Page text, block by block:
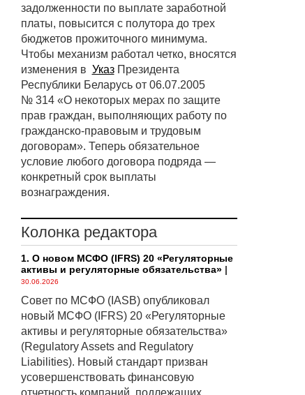
задолженности по выплате заработной
платы, повысится с полутора до трех
бюджетов прожиточного минимума.
Чтобы механизм работал четко, вносятся
изменения в УказПрезидента
Республики Беларусь от 06.07.2005
№ 314 «О некоторых мерах по защите
прав граждан, выполняющих работу по
гражданско-правовым и трудовым
договорам». Теперь обязательное
условие любого договора подряда —
конкретный срок выплаты
вознаграждения.
Колонка редактора
1. О новом МСФО (IFRS) 20 «Регуляторные
активы и регуляторные обязательства»|
30.06.2026
Совет по МСФО (IASB) опубликовал
новый МСФО (IFRS) 20 «Регуляторные
активы и регуляторные обязательства»
(Regulatory Assets and Regulatory
Liabilities). Новый стандарт призван
усовершенствовать финансовую